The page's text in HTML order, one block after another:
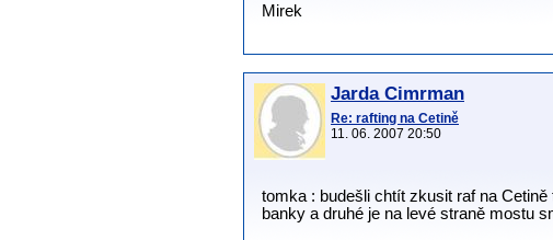
Mirek
Jarda Cimrman
Re: rafting na Cetině
11. 06. 2007 20:50
tomka : budešli chtít zkusit raf na
banky a druhé je na levé straně mostu